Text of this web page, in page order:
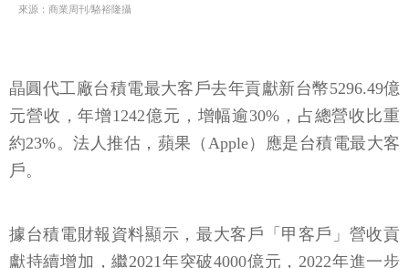
來源：商業周刊/駱裕隆攝
晶圓代工廠台積電最大客戶去年貢獻新台幣5296.49億
元營收，年增1242億元，增幅逾30%，占總營收比重
約23%。法人推估，蘋果（Apple）應是台積電最大客
戶。
據台積電財報資料顯示，最大客戶「甲客戶」營收貢
獻持續增加，繼2021年突破4000億元，2022年進一步